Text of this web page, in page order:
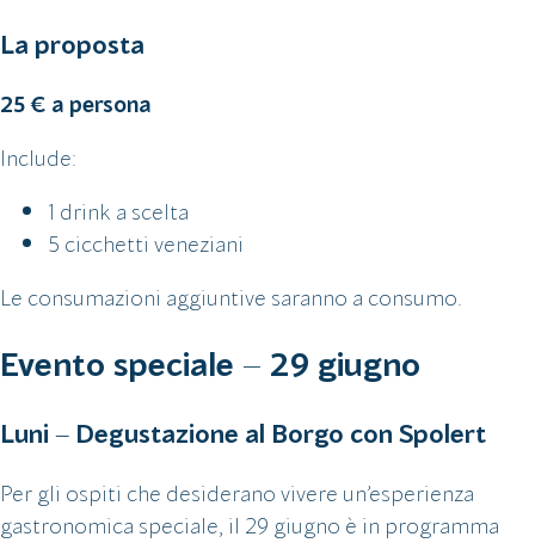
La proposta
25 € a persona
Include:
1 drink a scelta
5 cicchetti veneziani
Le consumazioni aggiuntive saranno a consumo.
Evento speciale – 29 giugno
Luni – Degustazione al Borgo con Spolert
Per gli ospiti che desiderano vivere un’esperienza
gastronomica speciale, il 29 giugno è in programma